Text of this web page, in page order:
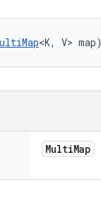
<K, V> map)
MultiMap